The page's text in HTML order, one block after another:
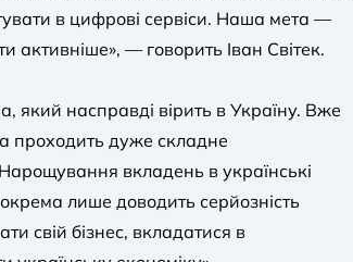
в цифрові сервіси. Наша мета —
активніше», — говорить Іван Світек.
який насправді вірить в Україну. Вже
проходить дуже складне
вкладень в українські
лише доводить серйозність
свій бізнес, вкладатися в